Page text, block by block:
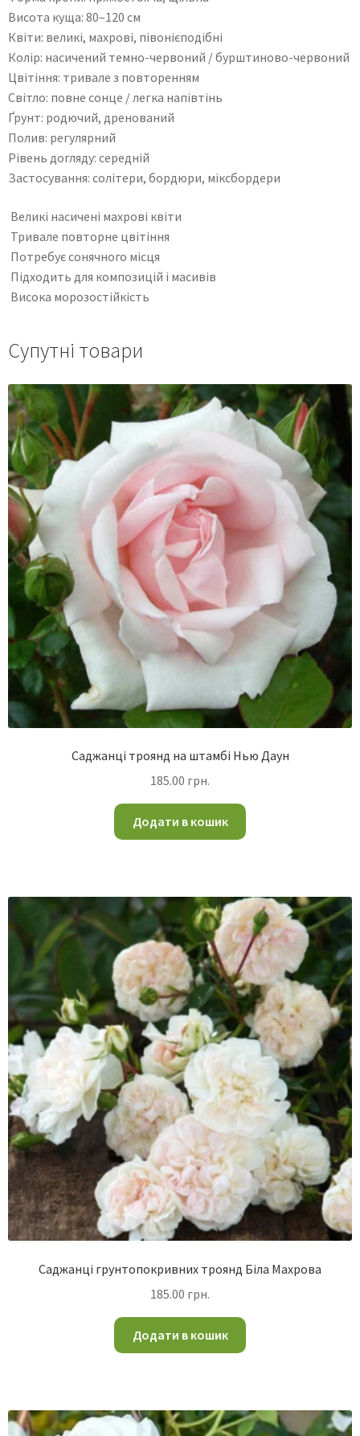
Висота куща: 80–120 см
Квіти: великі, махрові, півонієподібні
Колір: насичений темно-червоний / бурштиново-червоний
Цвітіння: тривале з повторенням
Світло: повне сонце / легка напівтінь
Ґрунт: родючий, дренований
Полив: регулярний
Рівень догляду: середній
Застосування: солітери, бордюри, міксбордери
Великі насичені махрові квіти
Тривале повторне цвітіння
Потребує сонячного місця
Підходить для композицій і масивів
Висока морозостійкість
Супутні товари
Саджанці троянд на штамбі Нью Даун
185.00 грн.
Додати в кошик
Саджанці грунтопокривних троянд Біла Махрова
185.00 грн.
Додати в кошик